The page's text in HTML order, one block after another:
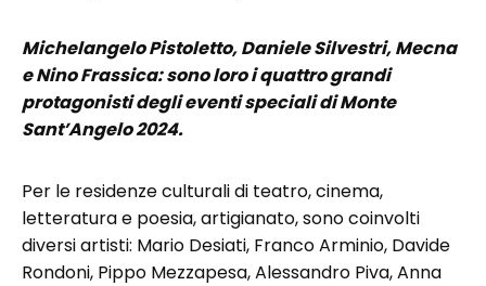
Michelangelo Pistoletto, Daniele Silvestri, Mecna
e Nino Frassica: sono loro i quattro grandi
protagonisti degli eventi speciali di Monte
Sant’Angelo 2024.
Per le residenze culturali di teatro, cinema,
letteratura e poesia, artigianato, sono coinvolti
diversi artisti: Mario Desiati, Franco Arminio, Davide
Rondoni, Pippo Mezzapesa, Alessandro Piva, Anna